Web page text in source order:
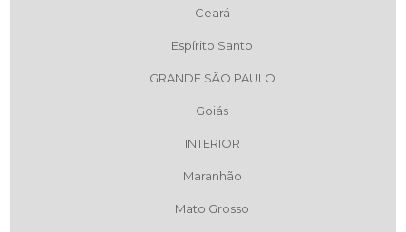
Ceará
Espírito Santo
GRANDE SÃO PAULO
Goiás
INTERIOR
Maranhão
Mato Grosso